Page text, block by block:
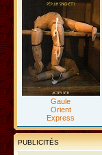
Gaule
Orient
Express
PUBLICITÉS